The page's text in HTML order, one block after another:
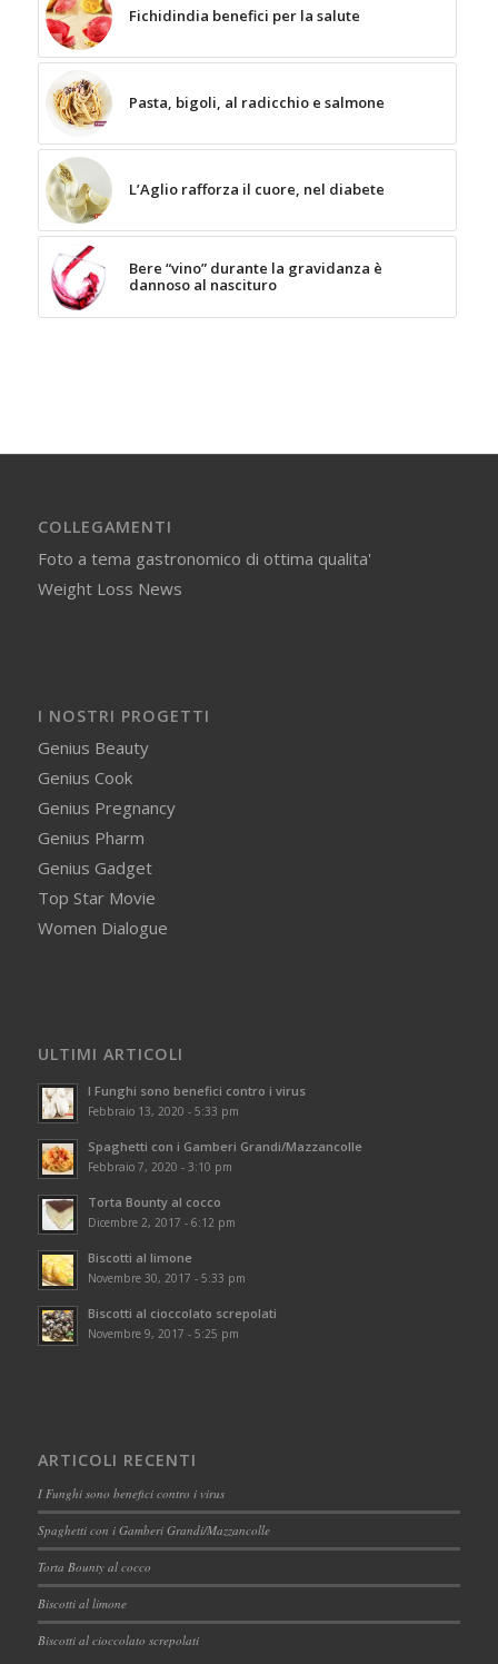
Fichidindia benefici per la salute
Pasta, bigoli, al radicchio e salmone
L’Aglio rafforza il cuore, nel diabete
Bere “vino” durante la gravidanza è
dannoso al nascituro
COLLEGAMENTI
Foto a tema gastronomico di ottima qualita'
Weight Loss News
I NOSTRI PROGETTI
Genius Beauty
Genius Cook
Genius Pregnancy
Genius Pharm
Genius Gadget
Top Star Movie
Women Dialogue
ULTIMI ARTICOLI
I Funghi sono benefici contro i virus
Febbraio 13, 2020 - 5:33 pm
Spaghetti con i Gamberi Grandi/Mazzancolle
Febbraio 7, 2020 - 3:10 pm
Torta Bounty al cocco
Dicembre 2, 2017 - 6:12 pm
Biscotti al limone
Novembre 30, 2017 - 5:33 pm
Biscotti al cioccolato screpolati
Novembre 9, 2017 - 5:25 pm
ARTICOLI RECENTI
I Funghi sono benefici contro i virus
Spaghetti con i Gamberi Grandi/Mazzancolle
Torta Bounty al cocco
Biscotti al limone
Biscotti al cioccolato screpolati